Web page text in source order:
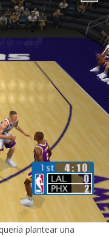
plantear una